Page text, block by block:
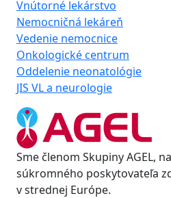
Vnútorné lekárstvo
Nemocničná lekáreň
Vedenie nemocnice
Onkologické centrum
Oddelenie neonatológie
JIS VL a neurologie
Sme členom Skupiny AGEL,
súkromného poskytovateľa
v strednej Európe.